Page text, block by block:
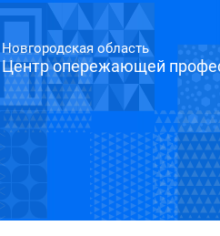
Новгородская область
Центр опережающей